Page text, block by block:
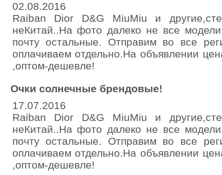
02.08.2016
Raiban Dior D&G MiuMiu и
неКитай..На фото далеко не все
почту остальные. Отправим во все
оплачиваем отдельно.На объявлении
,оптом-дешевле!
Очки солнечные брендовые!
17.07.2016
Raiban Dior D&G MiuMiu и
неКитай..На фото далеко не все
почту остальные. Отправим во все
оплачиваем отдельно.На объявлении
,оптом-дешевле!